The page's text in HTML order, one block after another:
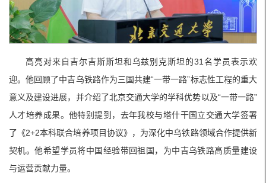
高亮对来自吉尔吉斯斯坦和乌兹别克斯坦的31名学员表示欢
迎。他回顾了中吉乌铁路作为三国共建“一带一路”标志性工程的重大
意义及建设进展，并介绍了北京交通大学的学科优势以及“一带一路”
人才培养成果。他特别提到，去年我校与塔什干国立交通大学签署
了《2+2本科联合培养项目协议》，为深化中乌铁路领域合作提供新
契机。他希望学员将中国经验带回祖国，为中吉乌铁路高质量建设
与运营贡献力量。